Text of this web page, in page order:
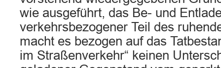
wie ausgeführt, das Be- und
verkehrsbezogener Teil des
macht es bezogen auf das
im Straßenverkehr“ keinen